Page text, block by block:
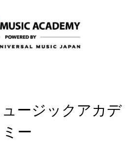
ージックアカデ
ミー